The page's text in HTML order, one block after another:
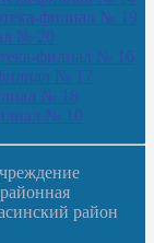
филиал № 19
№ 20
филиал № 16
№ 17
№ 18
№ 10
район